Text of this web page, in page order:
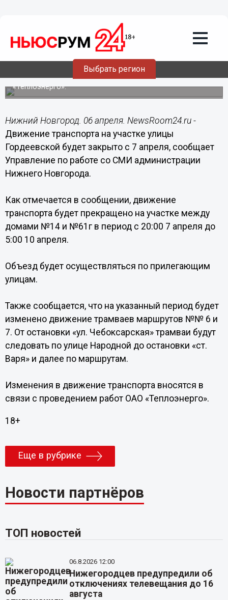
Выбрать регион
Движение транспорта на участке
улицы Гордеевской будет закрыто с 7
апреля
Изменения вносятся в связи с проведением работ ОАО
«Теплоэнерго».
Нижний Новгород. 06 апреля. NewsRoom24.ru -
Движение транспорта на участке улицы
Гордеевской будет закрыто с 7 апреля, сообщает
Управление по работе со СМИ администрации
Нижнего Новгорода.
Как отмечается в сообщении, движение
транспорта будет прекращено на участке между
домами №14 и №61г в период с 20:00 7 апреля до
5:00 10 апреля.
Объезд будет осуществляться по прилегающим
улицам.
Также сообщается, что на указанный период будет
изменено движение трамваев маршрутов №№ 6 и
7. От остановки «ул. Чебоксарская» трамваи будут
следовать по улице Народной до остановки «ст.
Варя» и далее по маршрутам.
Изменения в движение транспорта вносятся в
связи с проведением работ ОАО «Теплоэнерго».
18+
Еще в рубрике
Новости партнёров
ТОП новостей
06.8.2026 12:00
Нижегородцев предупредили об
отключениях телевещания до 16
августа